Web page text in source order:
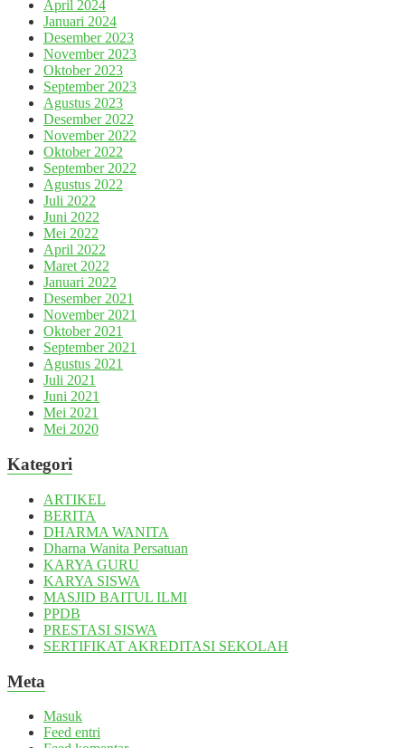
April 2024
Januari 2024
Desember 2023
November 2023
Oktober 2023
September 2023
Agustus 2023
Desember 2022
November 2022
Oktober 2022
September 2022
Agustus 2022
Juli 2022
Juni 2022
Mei 2022
April 2022
Maret 2022
Januari 2022
Desember 2021
November 2021
Oktober 2021
September 2021
Agustus 2021
Juli 2021
Juni 2021
Mei 2021
Mei 2020
Kategori
ARTIKEL
BERITA
DHARMA WANITA
Dharna Wanita Persatuan
KARYA GURU
KARYA SISWA
MASJID BAITUL ILMI
PPDB
PRESTASI SISWA
SERTIFIKAT AKREDITASI SEKOLAH
Meta
Masuk
Feed entri